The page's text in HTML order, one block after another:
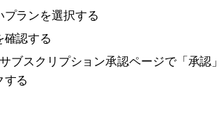
プランを選択する
確認する
ブスクリプション承認ページで「承認
する